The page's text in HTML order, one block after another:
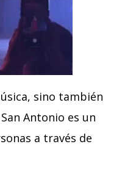
sino también
Antonio es un
a través de